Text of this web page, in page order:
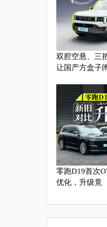
双腔空悬、三
让国产方盒子
零跑D19首次
优化，升级竟